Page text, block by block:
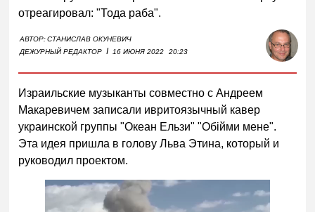
отреагировал: "Тода раба".
АВТОР:СТАНИСЛАВ ОКУНЕВИЧ
ДЕЖУРНЫЙ РЕДАКТОР I 16 ИЮНЯ 2022 20:23
Израильские музыканты совместно с Андреем
Макаревичем записали ивритоязычный кавер
украинской группы "Океан Ельзи" "Обiйми мене".
Эта идея пришла в голову Льва Этина, который и
руководил проектом.